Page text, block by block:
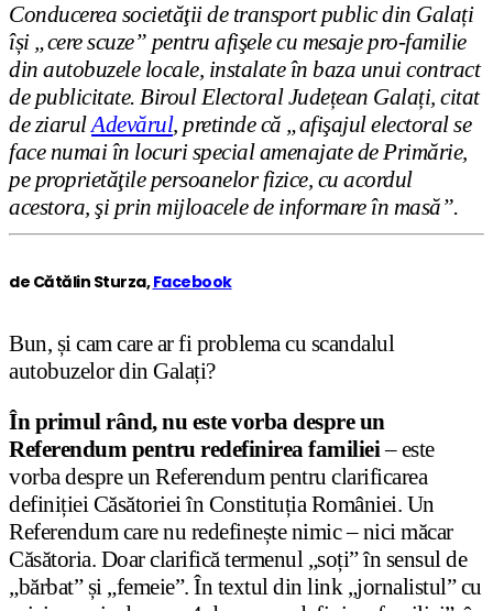
Conducerea societăţii de transport public din Galați
își „cere scuze” pentru afişele cu mesaje pro-familie
din autobuzele locale, instalate în baza unui contract
de publicitate. Biroul Electoral Județean Galați, citat
de ziarulAdevărul, pretinde că „afişajul electoral se
face numai în locuri special amenajate de Primărie,
pe proprietăţile persoanelor fizice, cu acordul
acestora, şi prin mijloacele de informare în masă”.
de Cătălin Sturza,Facebook
Bun, și cam care ar fi problema cu scandalul
autobuzelor din Galați?
În primul rând, nu este vorba despre un
Referendum pentru redefinirea familiei– este
vorba despre un Referendum pentru clarificarea
definiției Căsătoriei în Constituția României. Un
Referendum care nu redefinește nimic – nici măcar
Căsătoria. Doar clarifică termenul „soți” în sensul de
„bărbat” și „femeie”. În textul din link „jornalistul” cu